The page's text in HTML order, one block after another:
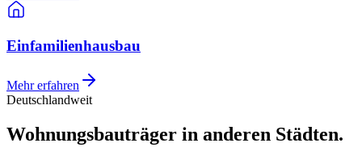
Einfamilienhausbau
Mehr erfahren
Deutschlandweit
Wohnungsbauträger in anderen Städten.